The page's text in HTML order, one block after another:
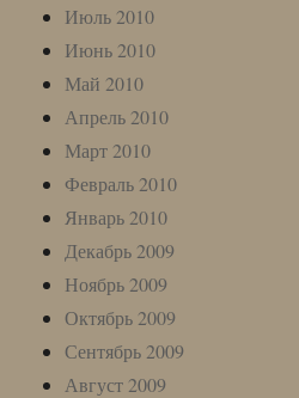
Июль 2010
Июнь 2010
Май 2010
Апрель 2010
Март 2010
Февраль 2010
Январь 2010
Декабрь 2009
Ноябрь 2009
Октябрь 2009
Сентябрь 2009
Август 2009